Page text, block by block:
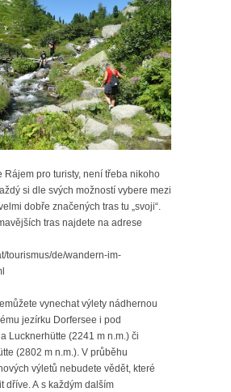
Rájem pro turisty, není třeba nikoho
si dle svých možností vybere mezi
dobře značených tras tu „svoji“.
tras najdete na adrese
tourismus/de/wandern-im-
vynechat výlety nádhernou
jezírku Dorfersee i pod
Lucknerhütte (2241 m n.m.) či
(2802 m n.m.). V průběhu
výletů nebudete vědět, které
dříve. A s každým dalším